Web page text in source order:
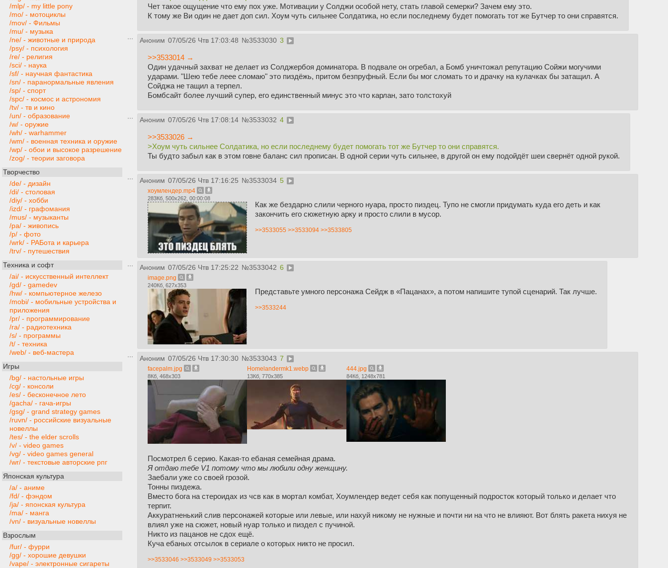
/mlp/ - my little pony
/mo/ - мотоциклы
/mov/ - Фильмы
/mu/ - музыка
/ne/ - животные и природа
/psy/ - психология
/re/ - религия
/sci/ - наука
/sf/ - научная фантастика
/sn/ - паранормальные явления
/sp/ - спорт
/spc/ - космос и астрономия
/tv/ - тв и кино
/un/ - образование
/w/ - оружие
/wh/ - warhammer
/wm/ - военная техника и оружие
/wp/ - обои и высокое разрешение
/zog/ - теории заговора
Творчество
/de/ - дизайн
/di/ - столовая
/diy/ - хобби
/izd/ - графомания
/mus/ - музыканты
/pa/ - живопись
/p/ - фото
/wrk/ - РАБота и карьера
/trv/ - путешествия
Техника и софт
/ai/ - искусственный интеллект
/gd/ - gamedev
/hw/ - компьютерное железо
/mobi/ - мобильные устройства и
приложения
/pr/ - программирование
/ra/ - радиотехника
/s/ - программы
/t/ - техника
/web/ - веб-мастера
Игры
/bg/ - настольные игры
/cg/ - консоли
/es/ - бесконечное лето
/gacha/ - гача-игры
/gsg/ - grand strategy games
/ruvn/ - российские визуальные
новеллы
/tes/ - the elder scrolls
/v/ - video games
/vg/ - video games general
/wr/ - текстовые авторские рпг
Японская культура
/a/ - аниме
/fd/ - фэндом
/ja/ - японская культура
/ma/ - манга
/vn/ - визуальные новеллы
Взрослым
/fur/ - фурри
/gg/ - хорошие девушки
/vape/ - электронные сигареты
Чет такое ощущение что ему пох уже. Мотивации у Солджи особой нету, стать главой семерки? Зачем ему это.
К тому же Ви один не дает доп сил. Хоум чуть сильнее Солдатика, но если последнему будет помогать тот же Бутчер то они справятся.
Аноним 07/05/26 Чтв 17:03:48 №3533030 3
>>3533014 →
Один удачный захват не делает из Солджербоя доминатора. В подвале он огребал, а Бомб уничтожал репутацию Сойжи могучими
ударами. "Шею тебе леее сломаю" это пиздёжь, притом безпруфный. Если бы мог сломать то и драчку на кулачках бы затащил. А
Сойджа не тащил а терпел.
Бомбсайт более лучший супер, его единственный минус это что карлан, зато толстохуй
Аноним 07/05/26 Чтв 17:08:14 №3533032 4
>>3533026 →
>Хоум чуть сильнее Солдатика, но если последнему будет помогать тот же Бутчер то они справятся.
Ты будто забыл как в этом говне баланс сил прописан. В одной серии чуть сильнее, в другой он ему подойдёт шеи свернёт одной рукой.
Аноним 07/05/26 Чтв 17:16:25 №3533034 5
хоумлендер.mp4
283Кб, 500x262, 00:00:08
Как же бездарно слили черного нуара, просто пиздец. Тупо не смогли придумать куда его деть и как
закончить его сюжетную арку и просто слили в мусор.
>>3533055 >>3533094 >>3533805
Аноним 07/05/26 Чтв 17:25:22 №3533042 6
image.png
240Кб, 627x353
Представьте умного персонажа Сейдж в «Пацанах», а потом напишите тупой сценарий. Так лучше.
>>3533244
Аноним 07/05/26 Чтв 17:30:30 №3533043 7
facepalm.jpg
8Кб, 468x303
Homelandermk1.webp
13Кб, 770x385
444.jpg
84Кб, 1248x781
Посмотрел 6 серию. Какая-то ебаная семейная драма.
Я отдаю тебе V1 потому что мы любили одну женщину.
Заебали уже со своей грозой.
Тонны пиздежа.
Вместо бога на стероидах из чсв как в мортал комбат, Хоумлендер ведет себя как попущенный подросток который только и делает что
терпит.
Аккуратненький слив персонажей которые или левые, или нахуй никому не нужные и почти ни на что не влияют. Вот блять ракета нихуя не
влиял уже на сюжет, новый нуар только и пиздел с пучиной.
Никто из пацанов не сдох ещё.
Куча ебаных отсылок в сериале о которых никто не просил.
>>3533046 >>3533049 >>3533053